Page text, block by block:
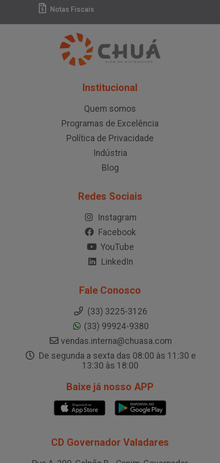
Notas Fiscais
Institucional
Quem somos
Programas de Excelência
Política de Privacidade
Indústria
Blog
Redes Sociais
Instagram
Facebook
YouTube
LinkedIn
Fale Conosco
(33) 3225-3126
(33) 99924-9380
vendas.interna@chuasa.com
De segunda a sexta das 08:00 às 11:30 e
13:30 às 18:00
Baixe já nosso APP
CD Governador Valadares